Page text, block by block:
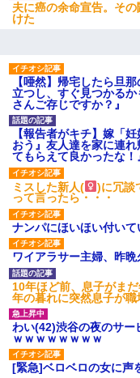
夫に癌の余命宣告。そ
けた
【唖然】帰宅したら旦
立つし、すぐ見つかる
さんご存じですか？』
【報告者がキチ】嫁「
おう』友人達を家に連
てもらえて良かったな
ミスした新人(
)に冗談
って言ったら・・・
ナンパにほいほい付い
ワイアラサー主婦、昨
10年ほど前、息子がま
年の暮れに突然息子が職
わい(42)渋谷の夜のサ
ｗｗｗｗｗｗｗｗ
[緊急]ベロベロの女に声